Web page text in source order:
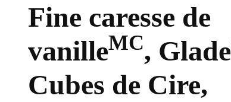
Fine caresse de
vanilleMC, Glade
Cubes de Cire,